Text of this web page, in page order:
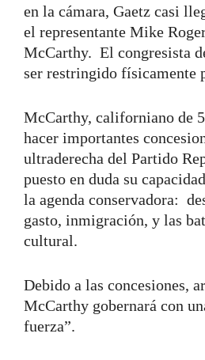
en la cámara, Gaetz casi
el representante Mike
McCarthy. El congresista
ser restringido físicamente
McCarthy, californiano de
hacer importantes
ultraderecha del Partido
puesto en duda su
la agenda conservadora:
gasto, inmigración, y las
cultural.
Debido a las concesiones,
McCarthy gobernará con
fuerza”.